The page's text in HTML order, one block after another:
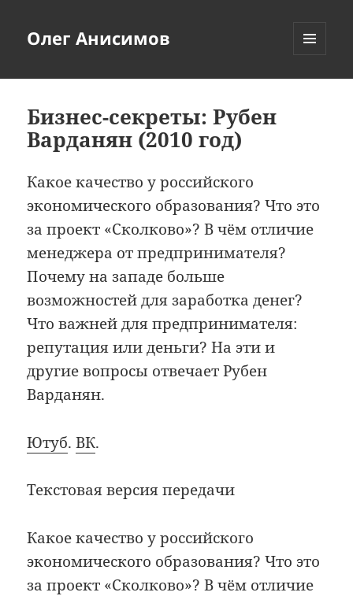
Олег Анисимов
Бизнес-секреты: Рубен
Варданян (2010 год)
Какое качество у российского
экономического образования? Что это
за проект «Сколково»? В чём отличие
менеджера от предпринимателя?
Почему на западе больше
возможностей для заработка денег?
Что важней для предпринимателя:
репутация или деньги? На эти и
другие вопросы отвечает Рубен
Варданян.
Ютуб.ВК.
Текстовая версия передачи
Какое качество у российского
экономического образования? Что это
за проект «Сколково»? В чём отличие